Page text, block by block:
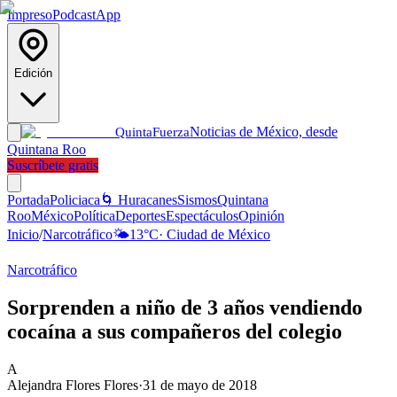
ImpresoPodcastApp
Edición
QuintaFuerzaNoticias de México, desde
Quintana Roo
Suscríbete gratis
PortadaPoliciaca 🌀 HuracanesSismosQuintana
RooMéxicoPolíticaDeportesEspectáculosOpinión
Inicio/Narcotráfico🌤️13°C· Ciudad de México
Narcotráfico
Sorprenden a niño de 3 años vendiendo
cocaína a sus compañeros del colegio
A
Alejandra Flores Flores·31 de mayo de 2018